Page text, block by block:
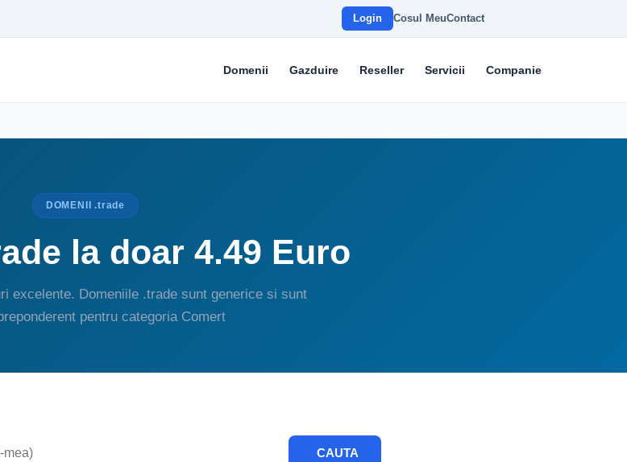
Login Cosul MeuContact
Domenii Gazduire Reseller Servicii Companie
DOMENII .trade
la doar 4.49 Euro
excelente. Domeniile .trade sunt generice si sunt
pentru categoria Comert
CAUTA